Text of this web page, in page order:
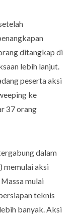
ditangkap di
lebih lanjut.
peserta aksi
ke
37 orang
dalam
memulai aksi
mulai
teknis
banyak. Aksi